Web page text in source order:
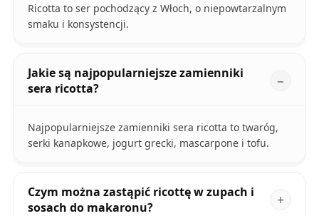
Ricotta to ser pochodzący z Włoch, o niepowtarzalnym
smaku i konsystencji.
Jakie są najpopularniejsze zamienniki
sera ricotta?
Najpopularniejsze zamienniki sera ricotta to twaróg,
serki kanapkowe, jogurt grecki, mascarpone i tofu.
Czym można zastąpić ricottę w zupach i
sosach do makaronu?